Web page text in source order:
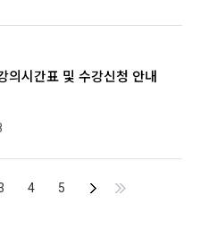
의시간표 및 수강신청 안내
4 5 Next End